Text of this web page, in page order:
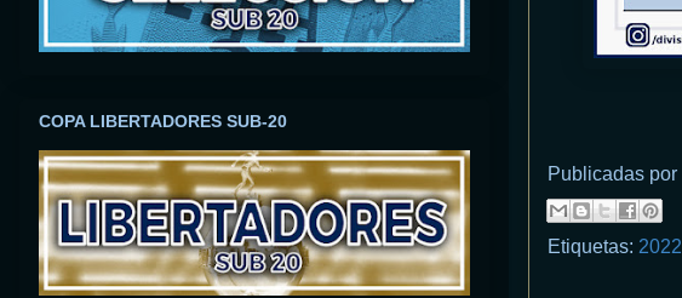
Publicadas por
Etiquetas: 2022
COPA LIBERTADORES SUB-20